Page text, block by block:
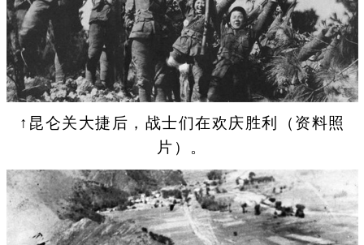
↑昆仑关大捷后，战士们在欢庆胜利（资料照
片）。